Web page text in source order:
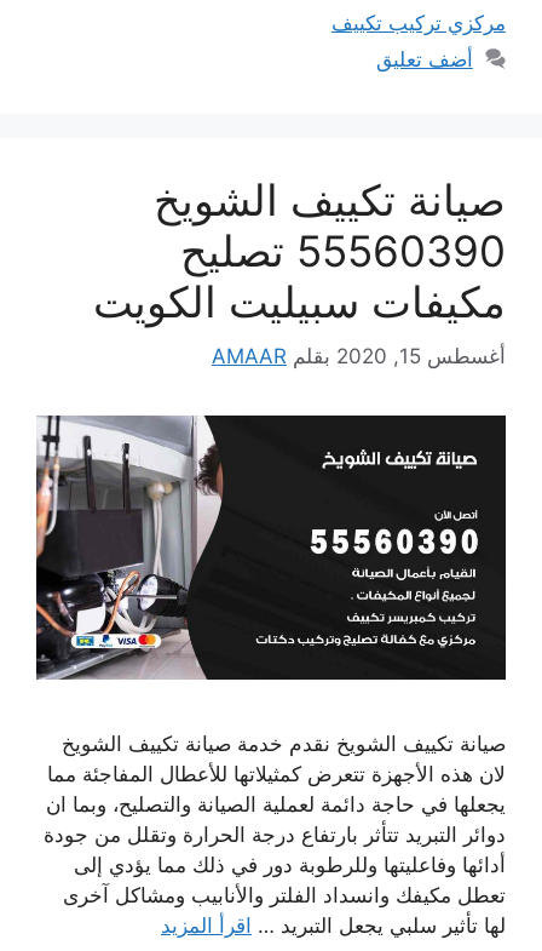
مركزي تركيب تكييف
أضف تعليق
صيانة تكييف الشويخ
55560390 تصليح
مكيفات سبيليت الكويت
أغسطس 15, 2020 بقلم AMAAR
صيانة تكييف الشويخ نقدم خدمة صيانة تكييف الشويخ
لان هذه الأجهزة تتعرض كمثيلاتها للأعطال المفاجئة مما
يجعلها في حاجة دائمة لعملية الصيانة والتصليح، وبما ان
دوائر التبريد تتأثر بارتفاع درجة الحرارة وتقلل من جودة
أدائها وفاعليتها وللرطوبة دور في ذلك مما يؤدي إلى
تعطل مكيفك وانسداد الفلتر والأنابيب ومشاكل آخرى
لها تأثير سلبي يجعل التبريد … اقرأ المزيد